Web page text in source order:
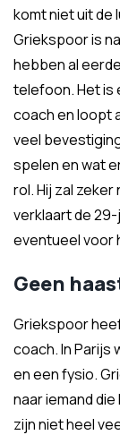
komt niet uit de
Griekspoor is
hebben al
telefoon. Het is
coach en loopt
veel
spelen en wat
rol. Hij zal zeker
verklaart de
eventueel voor
Geen
Griekspoor
coach. In Parijs
en een fysio.
naar iemand
zijn niet heel